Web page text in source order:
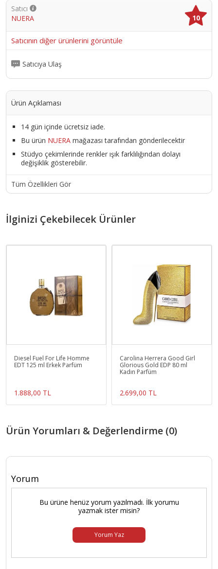
Satıcı
NUERA
10
Satıcının diğer ürünlerini görüntüle
Satıcıya Ulaş
Ürün Açıklaması
14 gün içinde ücretsiz iade.
Bu ürün NUERA mağazası tarafından gönderilecektir
Stüdyo çekimlerinde renkler ışık farklılığından dolayı
değişiklik gösterebilir.
Tüm Özellikleri Gör
İlginizi Çekebilecek Ürünler
Diesel Fuel For Life Homme
EDT 125 ml Erkek Parfüm
1.888,00 TL
Carolina Herrera Good Girl
Glorious Gold EDP 80 ml
Kadın Parfüm
2.699,00 TL
Ürün Yorumları & Değerlendirme (0)
Yorum
Bu ürüne henüz yorum yazılmadı. İlk yorumu
yazmak ister misin?
Yorum Yaz